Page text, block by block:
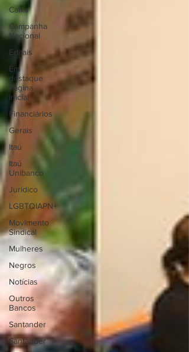
Caixa
Campanha
Nacional
Editais
Em
destaque
Página
inicial
Financiários
Gerais
Itaú
Itaú
Unibanco
Jurídico
LGBTQIAPN+
Movimento
Sindical
Mulheres
Negros
Notícias
Outros
Bancos
Santander
Santander